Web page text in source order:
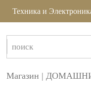
Техника и
Магазин |